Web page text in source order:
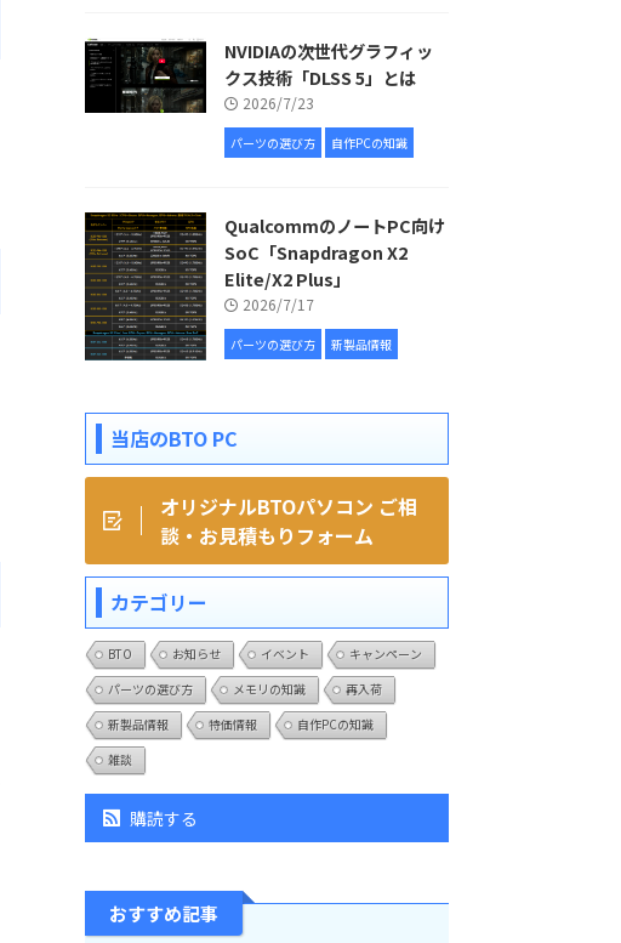
NVIDIAの次世代グラフィッ
クス技術「DLSS 5」とは
2026/7/23
パーツの選び方 自作PCの知識
QualcommのノートPC向け
SoC「Snapdragon X2
Elite/X2 Plus」
2026/7/17
パーツの選び方 新製品情報
当店のBTO PC
オリジナルBTOパソコン ご相
談・お見積もりフォーム
カテゴリー
BTO お知らせ イベント
キャンペーン
パーツの選び方
メモリの知識
再入荷
新製品情報
特価情報
自作PCの知識
雑談
購読する
おすすめ記事